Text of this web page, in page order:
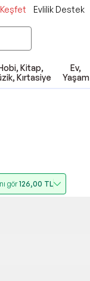
Evlilik Destek
Kitap,
Kırtasiye
Ev,
Yaşam
gör126,00 TL